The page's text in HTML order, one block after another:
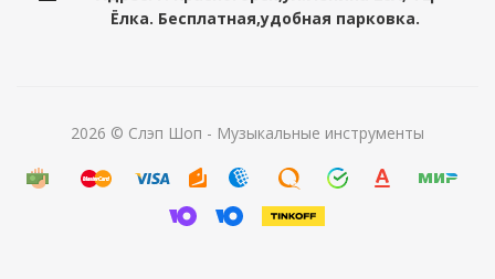
Ёлка. Бесплатная,удобная парковка.
2026 © Слэп Шоп - Музыкальные инструменты